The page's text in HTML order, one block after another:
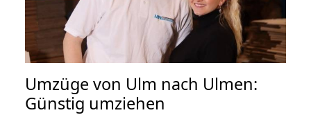
Umzüge von Ulm nach Ulmen:
Günstig umziehen